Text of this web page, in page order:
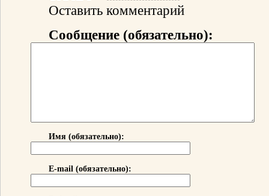
Оставить комментарий
Сообщение (обязательно):
Имя (обязательно):
E-mail (обязательно):